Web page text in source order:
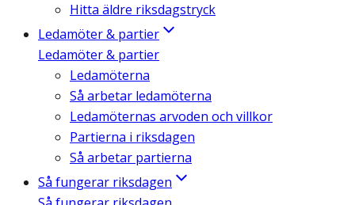
Hitta äldre riksdagstryck
Ledamöter & partier
Ledamöter & partier
Ledamöterna
Så arbetar ledamöterna
Ledamöternas arvoden och villkor
Partierna i riksdagen
Så arbetar partierna
Så fungerar riksdagen